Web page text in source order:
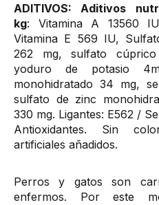
ADITIVOS: Aditivos
kg: Vitamina A 13560
Vitamina E 569 IU,
262 mg, sulfato
yoduro de potasio
monohidratado 34 mg,
sulfato de zinc
330 mg. Ligantes: E562 /
Antioxidantes. Sin
artificiales añadidos.
Perros y gatos son
enfermos. Por este